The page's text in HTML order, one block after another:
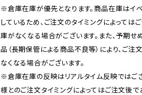
※倉庫在庫が優先となります。商品在庫はイ
しているため、ご注文のタイミングによっては
庫がなくなる場合がございます。また、予期
品（長期保管による商品不良等）により、ご注
なくなる場合がございます。
※倉庫在庫の反映はリアルタイム反映ではご
様とのご注文タイミングによってはご注文後で